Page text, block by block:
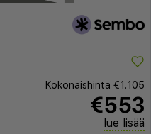
Kokonaishinta €1.105
€553
lue lisää